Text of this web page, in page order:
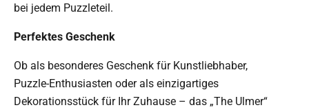
bei jedem Puzzleteil.
Perfektes Geschenk
Ob als besonderes Geschenk für Kunstliebhaber,
Puzzle-Enthusiasten oder als einzigartiges
Dekorationsstück für Ihr Zuhause – das „The Ulmer“